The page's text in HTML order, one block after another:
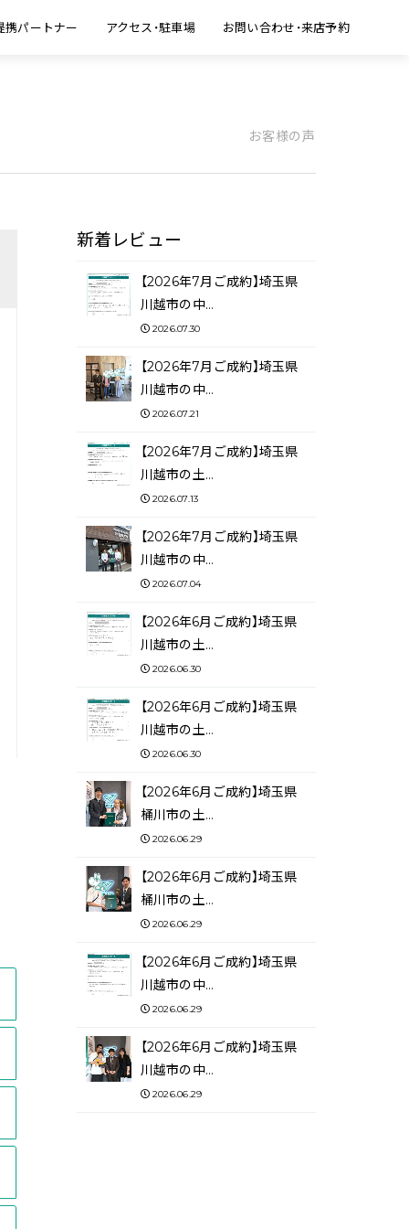
携パートナー アクセス・駐車場 お問い合わせ・来店予約
お客様の声
新着レビュー
【2026年7月ご成約】埼玉県
川越市の中…
2026.07.30
【2026年7月ご成約】埼玉県
川越市の中…
2026.07.21
【2026年7月ご成約】埼玉県
川越市の土…
2026.07.13
【2026年7月ご成約】埼玉県
川越市の中…
2026.07.04
【2026年6月ご成約】埼玉県
川越市の土…
2026.06.30
【2026年6月ご成約】埼玉県
川越市の土…
2026.06.30
【2026年6月ご成約】埼玉県
桶川市の土…
2026.06.29
【2026年6月ご成約】埼玉県
桶川市の土…
2026.06.29
【2026年6月ご成約】埼玉県
川越市の中…
2026.06.29
【2026年6月ご成約】埼玉県
川越市の中…
2026.06.29